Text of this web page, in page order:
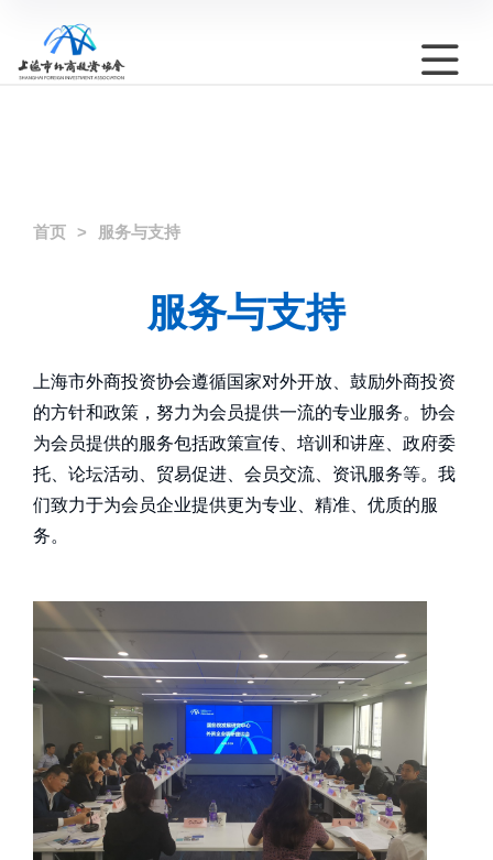
首页 服务与支持
服务与支持
上海市外商投资协会遵循国家对外开放、鼓励外商投资
的方针和政策，努力为会员提供一流的专业服务。协会
为会员提供的服务包括政策宣传、培训和讲座、政府委
托、论坛活动、贸易促进、会员交流、资讯服务等。我
们致力于为会员企业提供更为专业、精准、优质的服
务。